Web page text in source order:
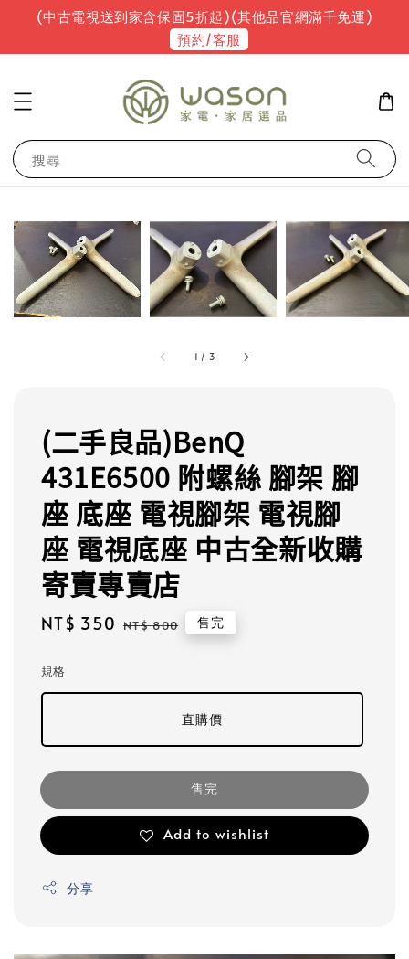
(中古電視送到家含保固5折起)(其他品官網滿千免運)
預約/客服
搜尋
1 / 3
(二手良品)BenQ
431E6500 附螺絲 腳架 腳
座 底座 電視腳架 電視腳
座 電視底座 中古全新收購
寄賣專賣店
Sale
NT$ 350 Regular
NT$ 800 售完
規格
直購價
售完
Add to wishlist
分享